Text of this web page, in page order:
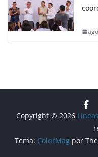
Copyright © 2026
Tema: ColorMagpor